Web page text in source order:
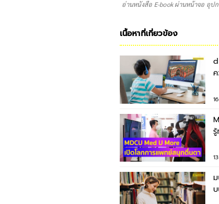
อ่านหนังสือ E-book ผ่านหน้าจอ อุป
เนื้อหาที่เกี่ยวข้อง